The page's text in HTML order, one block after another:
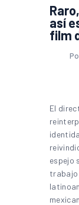
así
film
El
espejo
trabajo